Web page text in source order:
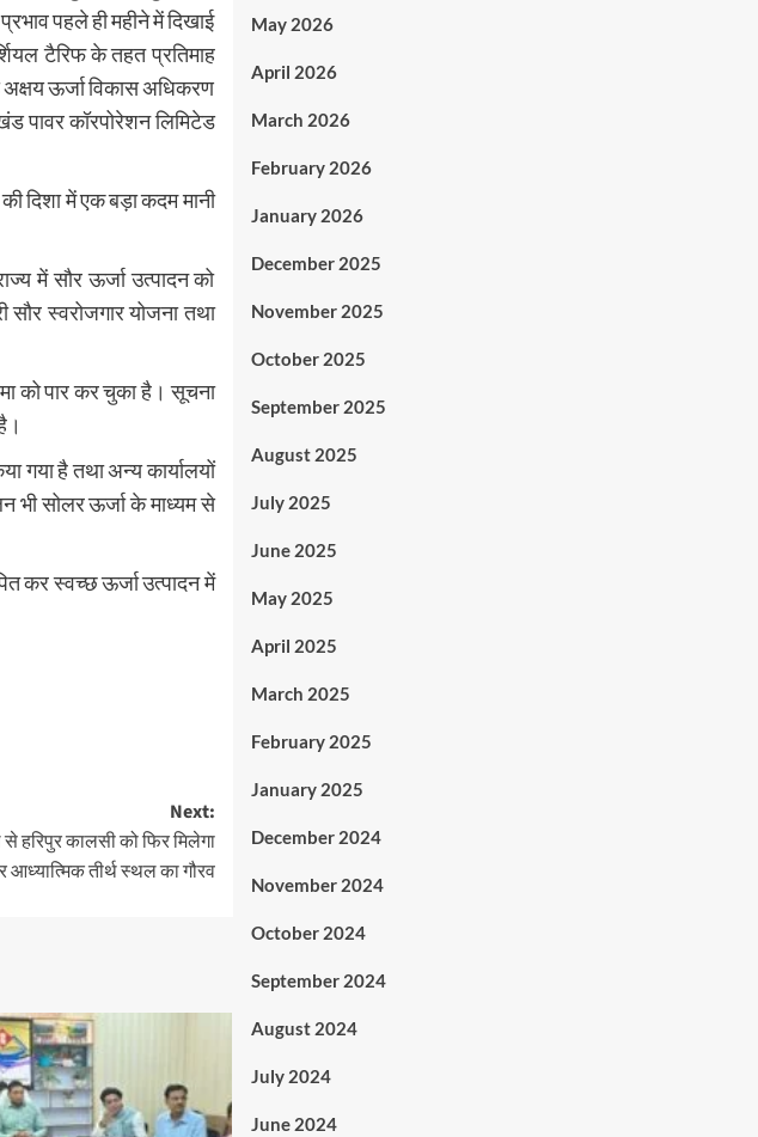
पहले ही महीने में दिखाई
टैरिफ के तहत प्रतिमाह
ऊर्जा विकास अधिकरण
पावर कॉरपोरेशन लिमिटेड
दिशा में एक बड़ा कदम मानी
में सौर ऊर्जा उत्पादन को
स्वरोजगार योजना तथा
को पार कर चुका है। सूचना
गया है तथा अन्य कार्यालयों
भी सोलर ऊर्जा के माध्यम से
कर स्वच्छ ऊर्जा उत्पादन में
Next:
हरिपुर कालसी को फिर मिलेगा
आध्यात्मिक तीर्थ स्थल का गौरव
May 2026
April 2026
March 2026
February 2026
January 2026
December 2025
November 2025
October 2025
September 2025
August 2025
July 2025
June 2025
May 2025
April 2025
March 2025
February 2025
January 2025
December 2024
November 2024
October 2024
September 2024
August 2024
July 2024
June 2024